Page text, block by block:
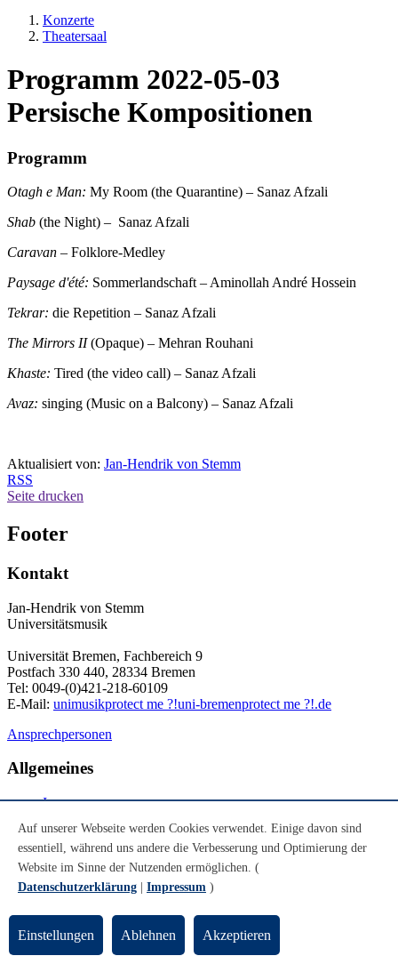
Konzerte
Theatersaal
Programm 2022-05-03
Persische Kompositionen
Programm
Otagh e Man: My Room (the Quarantine) – Sanaz Afzali
Shab (the Night) – Sanaz Afzali
Caravan – Folklore-Medley
Paysage d'été: Sommerlandschaft – Aminollah André Hossein
Tekrar: die Repetition – Sanaz Afzali
The Mirrors II(Opaque) – Mehran Rouhani
Khaste: Tired (the video call) – Sanaz Afzali
Avaz: singing (Music on a Balcony) – Sanaz Afzali
Aktualisiert von: Jan-Hendrik von Stemm
RSS
Seite drucken
Footer
Kontakt
Jan-Hendrik von Stemm
Universitätsmusik
Universität Bremen, Fachbereich 9
Postfach 330 440, 28334 Bremen
Tel: 0049-(0)421-218-60109
E-Mail: unimusikprotect me ?!uni-bremenprotect me ?!.de
Ansprechpersonen
Allgemeines
Impressum
Notfall
Leichte Sprache
DGS
Youtube
Instagram
Auf unserer Webseite werden Cookies verwendet. Einige davon sind
essentiell, während uns andere die Verbesserung und Optimierung der
Website im Sinne der Nutzenden ermöglichen. (
Datenschutzerklärung
Impressum )
Einstellungen Ablehnen Akzeptieren